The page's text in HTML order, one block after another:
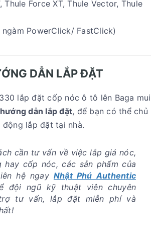
Thule Force XT, Thule Vector, Thule
PowerClick/ FastClick)
DẪN LẮP ĐẶT
lắp đặt cốp nóc ô tô lên Baga mui
dẫn lắp đặt, để bạn có thể chủ
động lắp đặt tại nhà.
cần tư vấn về việc lắp giá nóc,
hay cốp nóc, các sản phẩm của
hệ ngay Nhật Phú Authentic
đội ngũ kỹ thuật viên chuyên
tư vấn, lắp đặt miễn phí và